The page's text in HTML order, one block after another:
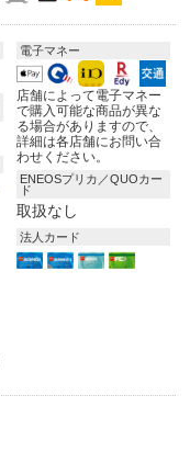
電子マネー
店舗によって電子マネー
で購入可能な商品が異な
る場合がありますので、
詳細は各店舗にお問い合
わせください。
ENEOSプリカ／QUOカー
ド
取扱なし
法人カード